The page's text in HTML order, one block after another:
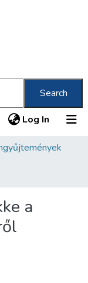
Search
Log In (current)
a